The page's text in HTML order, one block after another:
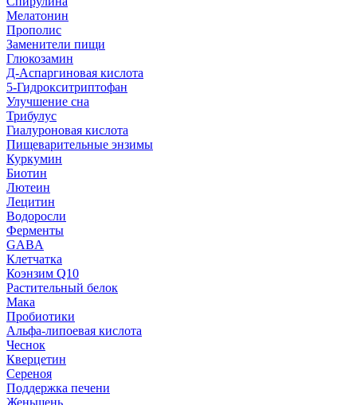
Мелатонин
Прополис
Заменители пищи
Глюкозамин
Д-Аспаргиновая кислота
5-Гидрокситриптофан
Улучшение сна
Трибулус
Гиалуроновая кислота
Пищеварительные энзимы
Куркумин
Биотин
Лютеин
Лецитин
Водоросли
Ферменты
GABA
Клетчатка
Коэнзим Q10
Растительный белок
Мака
Пробиотики
Альфа-липоевая кислота
Чеснок
Кверцетин
Сереноя
Поддержка печени
Женьшень